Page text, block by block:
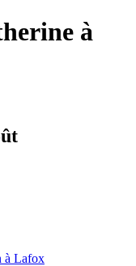
à
à Lafox